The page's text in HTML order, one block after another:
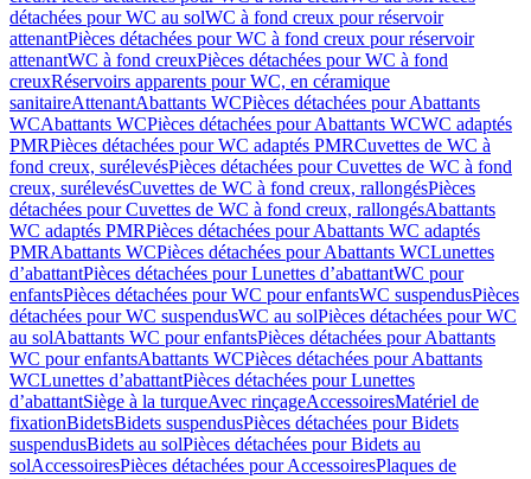
détachées pour WC au solWC à fond creux pour réservoir
attenantPièces détachées pour WC à fond creux pour réservoir
attenantWC à fond creuxPièces détachées pour WC à fond
creuxRéservoirs apparents pour WC, en céramique
sanitaireAttenantAbattants WCPièces détachées pour Abattants
WCAbattants WCPièces détachées pour Abattants WCWC adaptés
PMRPièces détachées pour WC adaptés PMRCuvettes de WC à
fond creux, surélevésPièces détachées pour Cuvettes de WC à fond
creux, surélevésCuvettes de WC à fond creux, rallongésPièces
détachées pour Cuvettes de WC à fond creux, rallongésAbattants
WC adaptés PMRPièces détachées pour Abattants WC adaptés
PMRAbattants WCPièces détachées pour Abattants WCLunettes
d’abattantPièces détachées pour Lunettes d’abattantWC pour
enfantsPièces détachées pour WC pour enfantsWC suspendusPièces
détachées pour WC suspendusWC au solPièces détachées pour WC
au solAbattants WC pour enfantsPièces détachées pour Abattants
WC pour enfantsAbattants WCPièces détachées pour Abattants
WCLunettes d’abattantPièces détachées pour Lunettes
d’abattantSiège à la turqueAvec rinçageAccessoiresMatériel de
fixationBidetsBidets suspendusPièces détachées pour Bidets
suspendusBidets au solPièces détachées pour Bidets au
solAccessoiresPièces détachées pour AccessoiresPlaques de